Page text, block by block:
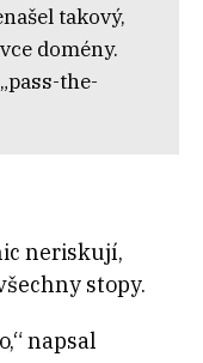
takový,
domény.
the-
neriskují,
stopy.
napsal